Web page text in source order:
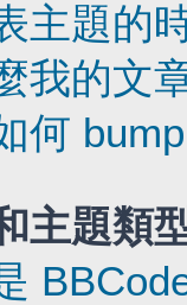
主題的
我的文
何
主題類